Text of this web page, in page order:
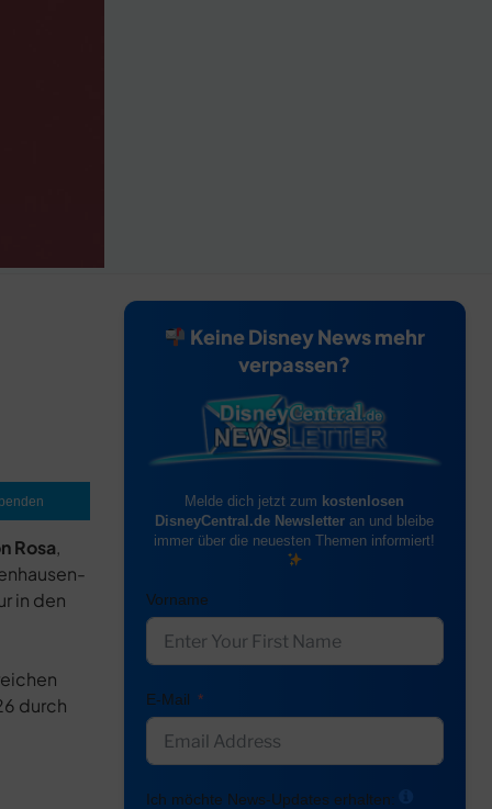
Rosa,
in den
durch
Keine Disney News mehr
verpassen?
Melde dich jetzt zum kostenlosen
DisneyCentral.de Newsletter an und bleibe
immer über die neuesten Themen informiert!
Vorname
E-Mail
Ich möchte News-Updates erhalten: